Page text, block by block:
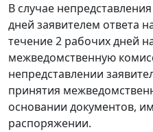
В случае
дней заявителем ответа
течение 2 рабочих дней
межведомственную
непредставлении
принятия
основании документов,
распоряжении.